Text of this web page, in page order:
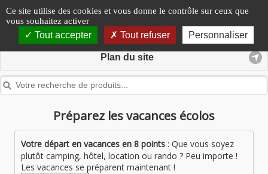
Panneau de gestion des cookies
Ce site utilise des cookies et vous donne le contrôle sur ceux que
vous souhaitez activer
Tout accepter Tout refuser Personnaliser
Plan du site
Préparez les vacances écolos
Votre départ en vacances en 8 points : Que vous soyez
plutôt camping, hôtel, location ou rando ? Peu importe !
Les vacances se préparent maintenant !